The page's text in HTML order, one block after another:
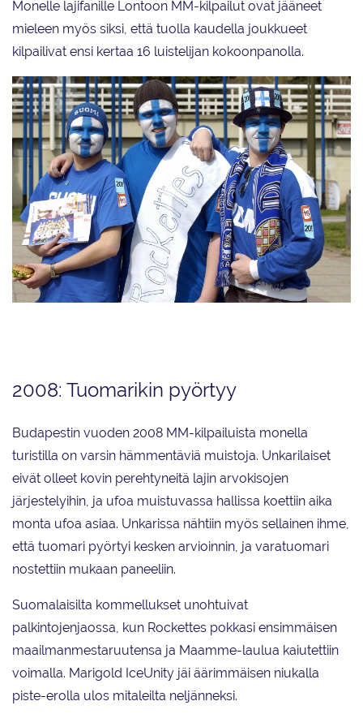
Monelle lajifanille Lontoon MM-kilpailut ovat jääneet
mieleen myös siksi, että tuolla kaudella joukkueet
kilpailivat ensi kertaa 16 luistelijan kokoonpanolla.
2008: Tuomarikin pyörtyy
Budapestin vuoden 2008 MM-kilpailuista monella
turistilla on varsin hämmentäviä muistoja. Unkarilaiset
eivät olleet kovin perehtyneitä lajin arvokisojen
järjestelyihin, ja ufoa muistuvassa hallissa koettiin aika
monta ufoa asiaa. Unkarissa nähtiin myös sellainen ihme,
että tuomari pyörtyi kesken arvioinnin, ja varatuomari
nostettiin mukaan paneeliin.
Suomalaisilta kommellukset unohtuivat
palkintojenjaossa, kun Rockettes pokkasi ensimmäisen
maailmanmestaruutensa ja Maamme-laulua kaiutettiin
voimalla. Marigold IceUnity jäi äärimmäisen niukalla
piste-erolla ulos mitaleilta neljänneksi.